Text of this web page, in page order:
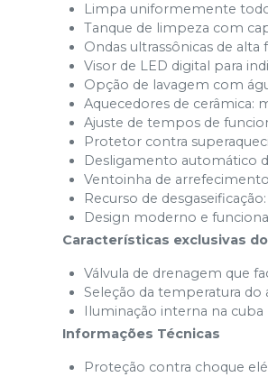
Limpa uniformemente
Tanque de limpeza com
Ondas ultrassônicas de
Visor de LED digital para
Opção de lavagem com
Aquecedores de cerâmica:
Ajuste de tempos de
Protetor contra
Desligamento automático
Ventoinha de
Recurso de
Design moderno e
Características exclusivas
Válvula de drenagem que
Seleção da temperatura do
Iluminação interna na cuba
Informações Técnicas
Proteção contra choque